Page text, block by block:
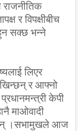
र विपक्षीबीच
सक्छ भन्ने
लिएर
र आफ्नो
केपी
माओवादी
।सभामुखले आज